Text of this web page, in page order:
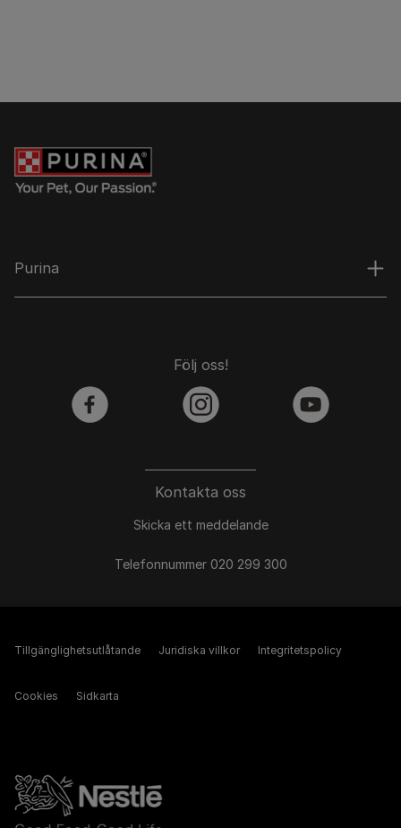
Purina
Kontakta oss
Skicka ett meddelande
Telefonnummer 020 299 300
Följ oss!
facebook instagram youtube
Tillgänglighetsutlåtande Juridiska villkor Integritetspolicy
Cookies Sidkarta